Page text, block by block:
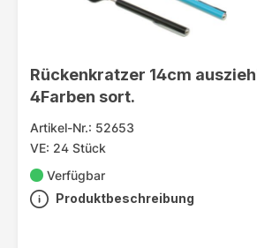
Rückenkratzer 14cm
4Farben sort.
Artikel-Nr.: 52653
VE: 24 Stück
Verfügbar
Produktbeschreibung